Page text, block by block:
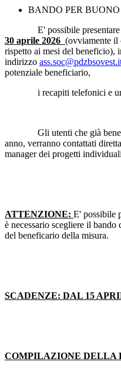
BANDO PER
E' possibile presentare la
30 aprile 2026 (ovviamente il
rispetto ai mesi del beneficio),
indirizzo
potenziale beneficiario,
i recapiti telefonici e una
Gli utenti che già
anno, verranno contattati
manager dei progetti
ATTENZIONE: E' possibile
è necessario scegliere il
del beneficario della misura.
SCADENZE: DAL 15
COMPILAZIONE DELLA